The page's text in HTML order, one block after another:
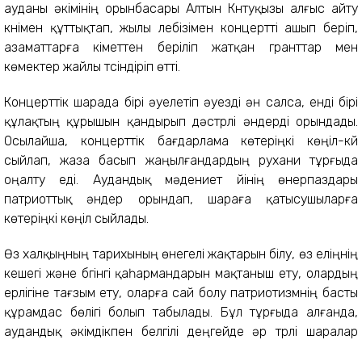
ауданы әкімінің орынбасары Алтын Күнтуқызы алғыс айту
күнімен құттықтап, жылы лебізімен концертті ашып беріп,
азаматтарға үкіметтен беріліп жатқан гранттар мен
көмектер жайлы түсіндіріп өтті.
Концерттік шарада бірі әуелетіп әуезді ән салса, енді бірі
құлақтың құрышын қандырып дәстүрлі әндерді орындады.
Осылайша, концерттік бағдарлама көтеріңкі көңіл-күй
сыйлап, жаза басып жаңылғандардың рухани тұрғыда
оңалту еді. Аудандық мәдениет үйінің өнерпаздары
патриоттық әндер орындап, шараға қатысушыларға
көтеріңкі көңіл сыйлады.
Өз халқыңның тарихының өнегелі жақтарын білу, өз еліңнің
кешегі және бүгінгі қаһармандарын мақтаныш ету, олардың
ерлігіне тағзым ету, оларға сай болу патриотизмнің басты
құрамдас бөлігі болып табылады. Бұл тұрғыда алғанда,
аудандық әкімдікпен белгілі деңгейде әр түрлі шаралар